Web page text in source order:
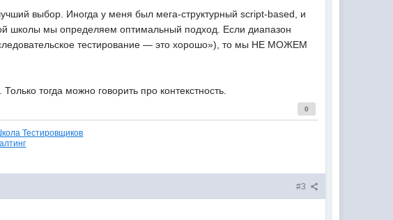
выбор. Иногда у меня был мега-структурный script-based, и
школы мы определяем оптимальный подход. Если диапазон
тестирование — это хорошо»), то мы НЕ МОЖЕМ
тогда можно говорить про контекстность.
0
Тестировщиков
#3